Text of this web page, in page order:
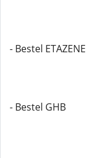
- Bestel ETAZENE
- Bestel GHB